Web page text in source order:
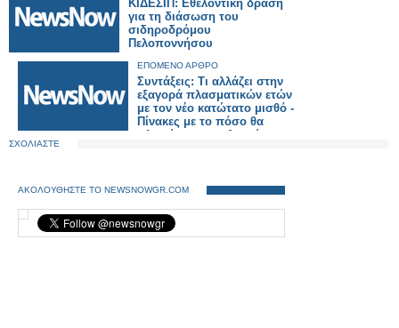
ΚΙΔΕΣΙΠ: Εθελοντική δράση
για τη διάσωση του
σιδηροδρόμου
Πελοποννήσου
ΕΠΟΜΕΝΟ ΑΡΘΡΟ
Συντάξεις: Τι αλλάζει στην
εξαγορά πλασματικών ετών
με τον νέο κατώτατο μισθό -
Πίνακες με το πόσο θα
πληρώσουν μισθωτοί,
ΣΧΟΛΙΑΣΤΕ
ΑΚΟΛΟΥΘΗΣΤΕ ΤΟ NEWSNOWGR.COM